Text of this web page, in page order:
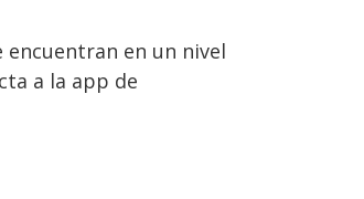
en un nivel
a la app de